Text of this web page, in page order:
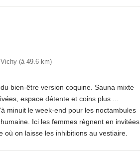
(à 49.6 km)
bien-être version coquine. Sauna mixte
espace détente et coins plus ...
minuit le week-end pour les noctambules
Ici les femmes règnent en invitées
où on laisse les inhibitions au vestiaire.